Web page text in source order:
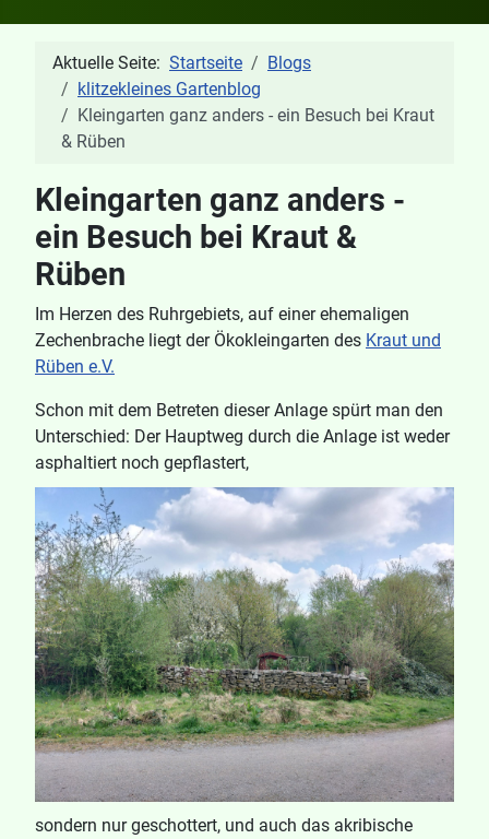
Aktuelle Seite: Startseite
Blogs
klitzekleines Gartenblog
Kleingarten ganz anders - ein Besuch bei Kraut
& Rüben
Kleingarten ganz anders -
ein Besuch bei Kraut &
Rüben
Im Herzen des Ruhrgebiets, auf einer ehemaligen
Zechenbrache liegt der Ökokleingarten des Kraut und
Rüben e.V.
Schon mit dem Betreten dieser Anlage spürt man den
Unterschied: Der Hauptweg durch die Anlage ist weder
asphaltiert noch gepflastert,
sondern nur geschottert, und auch das akribische